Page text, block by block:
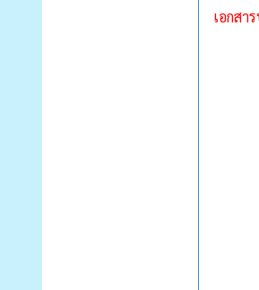
เอกสา